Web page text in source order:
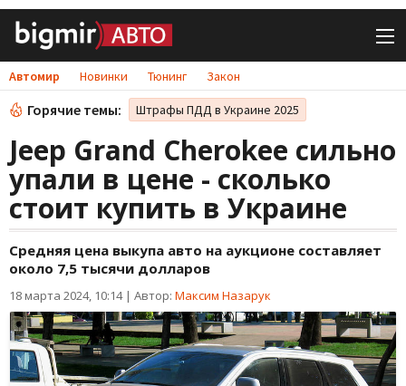
Автомир Новинки Тюнинг Закон
Горячие темы: Штрафы ПДД в Украине 2025
Jeep Grand Cherokee сильно
упали в цене - сколько
стоит купить в Украине
Средняя цена выкупа авто на аукционе составляет
около 7,5 тысячи долларов
18 марта 2024, 10:14| Автор: Максим Назарук